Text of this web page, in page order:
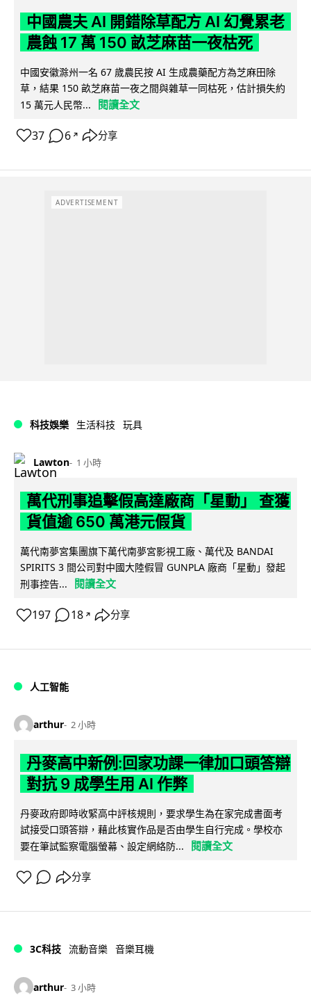
中國農夫 AI 開錯除草配方 AI 幻覺累老
農蝕 17 萬 150 畝芝麻苗一夜枯死
中國安徽滁州一名 67 歲農民按 AI 生成農藥配方為芝麻田除
草，結果 150 畝芝麻苗一夜之間與雜草一同枯死，估計損失約
15 萬元人民幣...
閱讀全文
37 6 ↗ 分享
ADVERTISEMENT
科技娛樂 生活科技 玩具
Lawton 1 小時
萬代刑事追擊假高達廠商「星動」 查獲
貨值逾 650 萬港元假貨
萬代南夢宮集團旗下萬代南夢宮影視工廠、萬代及 BANDAI
SPIRITS 3 間公司對中國大陸假冒 GUNPLA 廠商「星動」發起
刑事控告...
閱讀全文
197 18 ↗ 分享
人工智能
arthur 2 小時
丹麥高中新例:回家功課一律加口頭答辯
對抗 9 成學生用 AI 作弊
丹麥政府即時收緊高中評核規則，要求學生為在家完成書面考
試接受口頭答辯，藉此核實作品是否由學生自行完成。學校亦
要在筆試監察電腦螢幕、設定網絡防...
閱讀全文
分享
3C科技 流動音樂 音樂耳機
arthur 3 小時